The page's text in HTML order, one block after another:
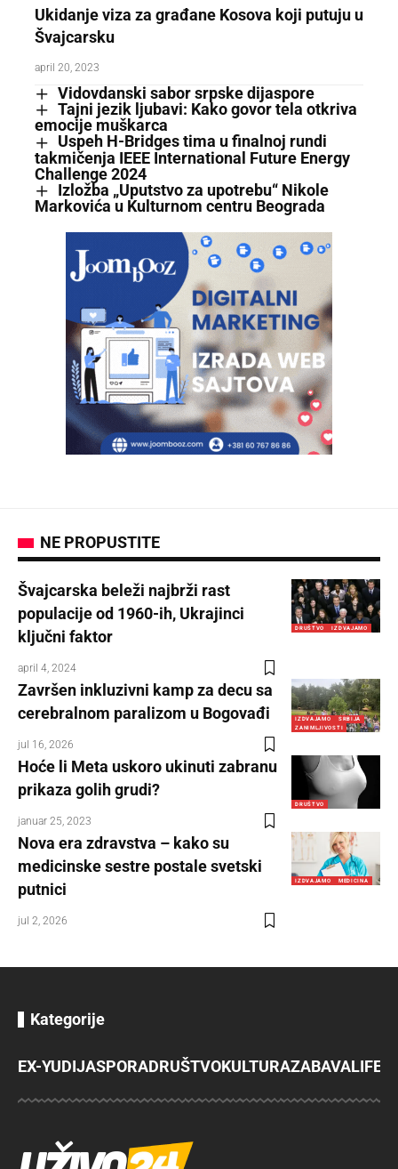
Ukidanje viza za građane Kosova koji putuju u
Švajcarsku
april 20, 2023
Vidovdanski sabor srpske dijaspore
Tajni jezik ljubavi: Kako govor tela otkriva
emocije muškarca
Uspeh H-Bridges tima u finalnoj rundi
takmičenja IEEE International Future Energy
Challenge 2024
Izložba „Uputstvo za upotrebu“ Nikole
Markovića u Kulturnom centru Beograda
NE PROPUSTITE
DRUŠTVO IZDVAJAMO
Švajcarska beleži najbrži rast
populacije od 1960-ih, Ukrajinci
ključni faktor
april 4, 2024
IZDVAJAMO
SRBIJA
ZANIMLJIVOSTI
Završen inkluzivni kamp za decu sa
cerebralnom paralizom u Bogovađi
jul 16, 2026
DRUŠTVO
Hoće li Meta uskoro ukinuti zabranu
prikaza golih grudi?
januar 25, 2023
IZDVAJAMO MEDICINA
Nova era zdravstva – kako su
medicinske sestre postale svetski
putnici
jul 2, 2026
Kategorije
EX-YUDIJASPORADRUŠTVOKULTURAZABAVA